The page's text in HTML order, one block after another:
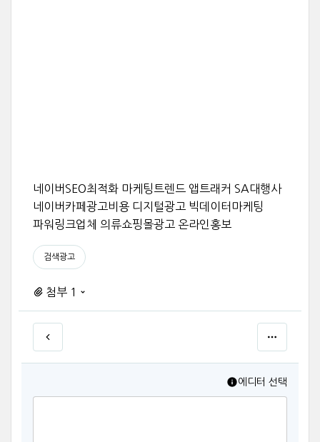
네이버SEO최적화 마케팅트렌드 앱트래커 SA대행사
네이버카페광고비용 디지털광고 빅데이터마케팅
파워링크업체 의류쇼핑몰광고 온라인홍보
검색광고
첨부 1
에디터 선택